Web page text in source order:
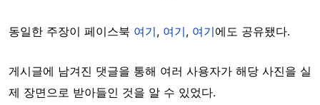
동일한 주장이 페이스북 여기, 여기, 여기에도 공유됐다.
게시글에 남겨진 댓글을 통해 여러 사용자가 해당 사진을 실
제 장면으로 받아들인 것을 알 수 있었다.